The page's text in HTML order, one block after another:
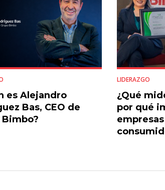
es Alejandro
Bas, CEO de
Bimbo?
LIDERAZGO
¿Qué
por qué